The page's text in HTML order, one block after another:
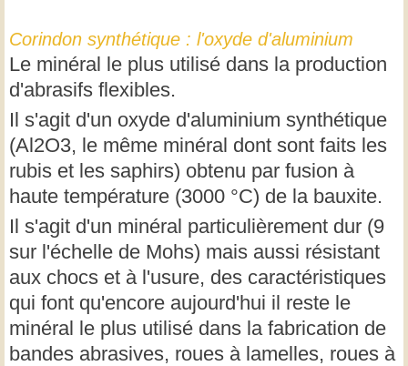
Corindon synthétique : l'oxyde d'aluminium
Le minéral le plus utilisé dans la production
d'abrasifs flexibles.
Il s'agit d'un oxyde d'aluminium synthétique
(Al2O3, le même minéral dont sont faits les
rubis et les saphirs) obtenu par fusion à
haute température (3000 °C) de la bauxite.
Il s'agit d'un minéral particulièrement dur (9
sur l'échelle de Mohs) mais aussi résistant
aux chocs et à l'usure, des caractéristiques
qui font qu'encore aujourd'hui il reste le
minéral le plus utilisé dans la fabrication de
bandes abrasives, roues à lamelles, roues à